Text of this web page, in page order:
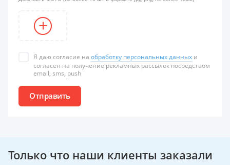
Я даю согласие на обработку персональных данных и
согласен на получение рекламных рассылок посредством
email, sms, push
Отправить
Только что наши клиенты заказали